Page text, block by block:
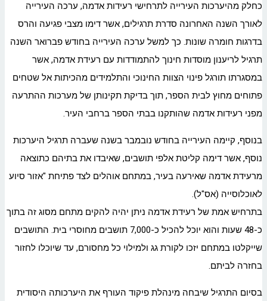
כחלק מהיערכות העירייה לתרחישי רעידות אדמה, ערכה העירייה
לאורך השנה האחרונה סדרת תרגילים, אשר דימו מצבי פגיעה והרס
בדרגות חומרה שונות. כך למשל ערכה העירייה בחודש פברואר השנה
תרגיל לריענון מוסדות חינוך להתמודדות עם רעידת אדמה, אשר
במסגרתו תורגל פינוי הצוות החינוכי והתלמידים מהכיתות אל שטחים
פתוחים מחוץ לבית הספר, תוך בדיקת תקינותן של מערכות ההתרעה
מפני רעידות אדמה שהותקנו בבתי הספר ברחבי העיר.
בנוסף, קיימה העירייה בחודש נובמבר בשנה שעברה תרגיל היערכות
נוסף, אשר דימה קליטת אלפי תושבים, שאיבדו את בתיהם כתוצאה
מרעידת אדמה שאירעה בעיר, במתחם אוהלים לצד פתיחת "אזור סיוע
לאוכלוסייה (אס"ל).
בתרחיש אמת של רעידת אדמה ניתן יהיה להקים מתחם מסוג זה בתוך
כ-48 שעות והוא יוכל להכיל כ-7,000 תושבים מחוסרי בית. התושבים
שייקלטו במתחם יזכו לקורת גג ולמילוי כל מחסורם, עד שיוכלו לחזור
בחזרה לביתם.
בסיום התרגיל שיבחה מינהלת פיקוד העורף את היערכותה היסודית